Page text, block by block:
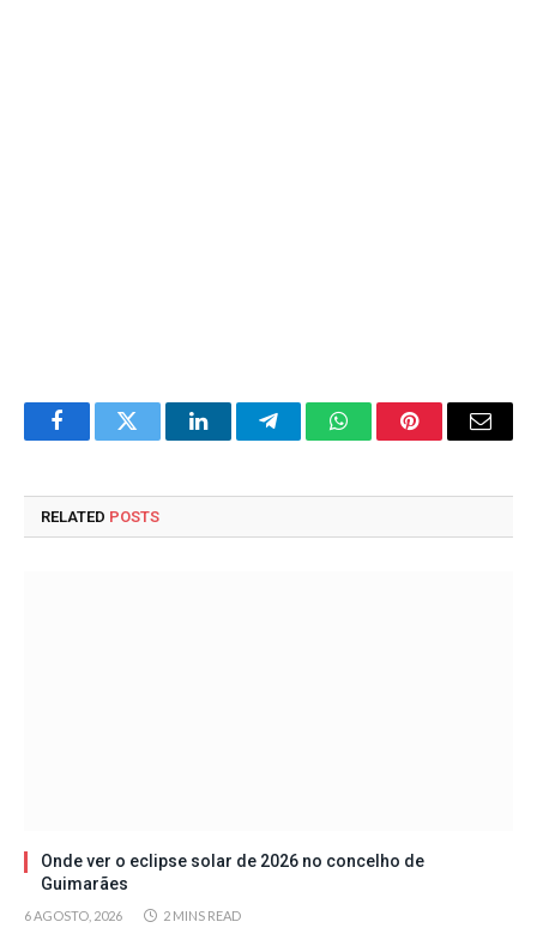
FacebookTwitter LinkedInTelegramWhatsAppPinterestEmail
RELATED POSTS
Onde ver o eclipse solar de 2026 no concelho de
Guimarães
6 AGOSTO, 2026 2 MINS READ